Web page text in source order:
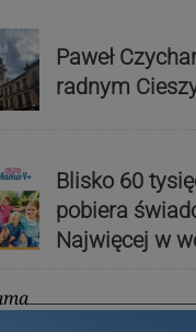
Paweł
radnym
Blisko 60
pobiera
Najwięcej w